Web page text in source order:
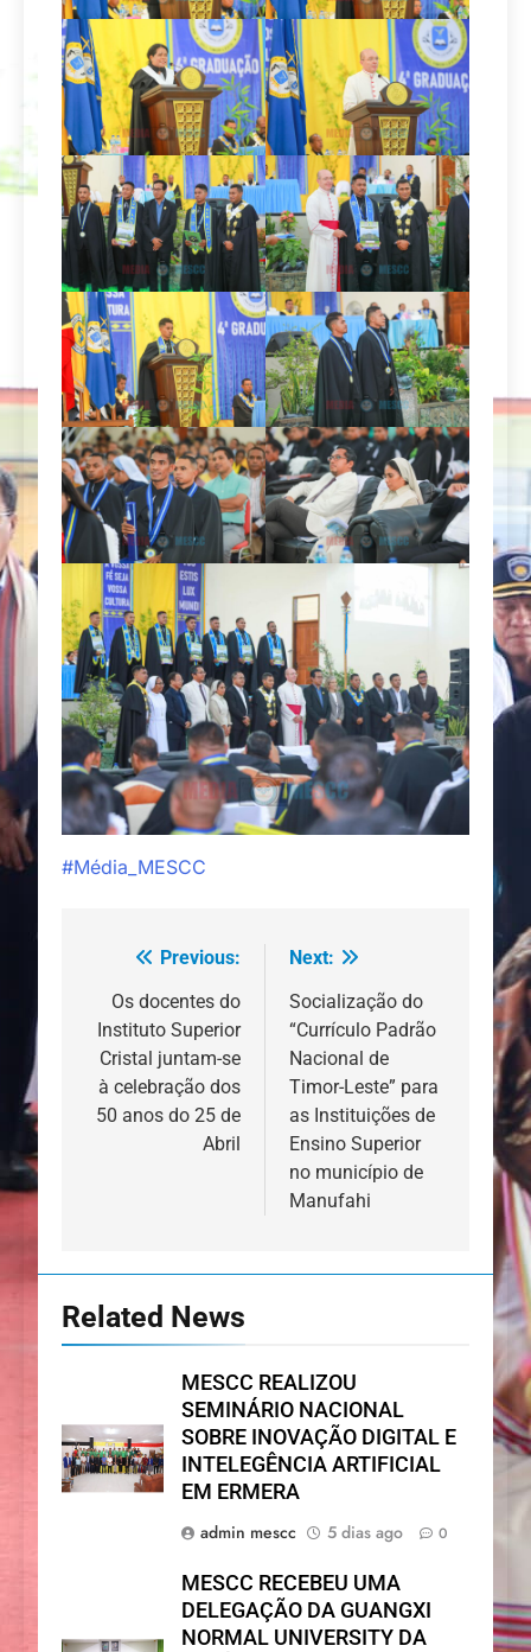
#Média_MESCC
Navegação
de
artigos
Previous:
Os docentes do
Instituto Superior
Cristal juntam-se
à celebração dos
50 anos do 25 de
Abril
Next:
Socialização do
“Currículo Padrão
Nacional de
Timor-Leste” para
as Instituições de
Ensino Superior
no município de
Manufahi
Related News
MESCC REALIZOU
SEMINÁRIO NACIONAL
SOBRE INOVAÇÃO DIGITAL E
INTELEGÊNCIA ARTIFICIAL
EM ERMERA
admin mescc
5 dias ago 0
MESCC RECEBEU UMA
DELEGAÇÃO DA GUANGXI
NORMAL UNIVERSITY DA